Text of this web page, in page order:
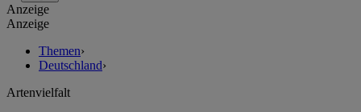
Anzeige
Anzeige
Themen›
Deutschland›
Artenvielfalt